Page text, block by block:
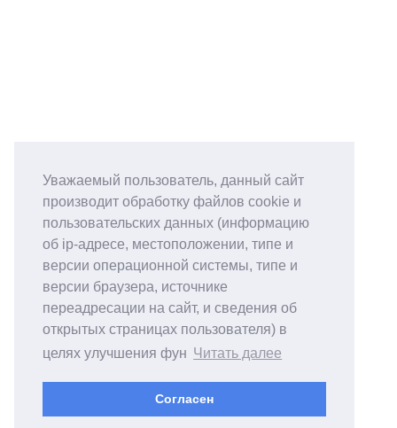
Уважаемый пользователь, данный сайт
производит обработку файлов cookie и
пользовательских данных (информацию
об ip-адресе, местоположении, типе и
версии операционной системы, типе и
версии браузера, источнике
переадресации на сайт, и сведения об
открытых страницах пользователя) в
целях улучшения фун Читать далее
Согласен